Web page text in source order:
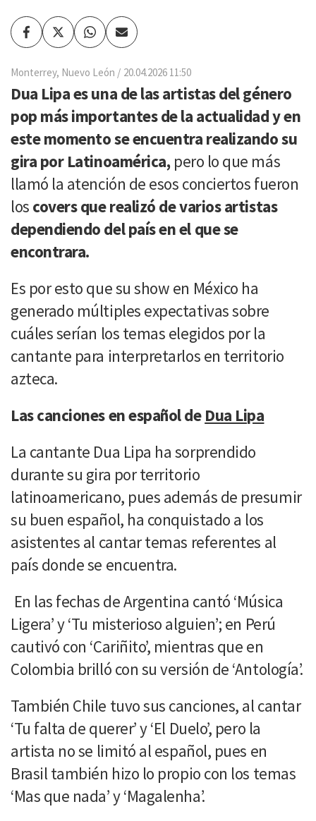
FacebookTwitterWhatsapp
Enviar
por
Monterrey, Nuevo León 20.04.2026 11:50
Dua Lipa es una de las artistas del género
pop más importantes de la actualidad y en
este momento se encuentra realizando su
gira por Latinoamérica,pero lo que más
llamó la atención de esos conciertos fueron
los covers que realizó de varios artistas
dependiendo del país en el que se
encontrara.
Es por esto que su show en México ha
generado múltiples expectativas sobre
cuáles serían los temas elegidos por la
cantante para interpretarlos en territorio
azteca.
Las canciones en español de Dua Lipa
La cantante Dua Lipa ha sorprendido
durante su gira por territorio
latinoamericano, pues además de presumir
su buen español, ha conquistado a los
asistentes al cantar temas referentes al
país donde se encuentra.
En las fechas de Argentina cantó ‘Música
Ligera’ y ‘Tu misterioso alguien’; en Perú
cautivó con ‘Cariñito’, mientras que en
Colombia brilló con su versión de ‘Antología’.
También Chile tuvo sus canciones, al cantar
‘Tu falta de querer’ y ‘El Duelo’, pero la
artista no se limitó al español, pues en
Brasil también hizo lo propio con los temas
‘Mas que nada’ y ‘Magalenha’.